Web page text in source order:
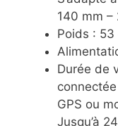
140 mm –
Poids : 53
Durée de
GPS ou
Jusqu’à